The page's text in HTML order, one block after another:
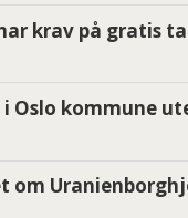
krav på gratis
Oslo kommune
om